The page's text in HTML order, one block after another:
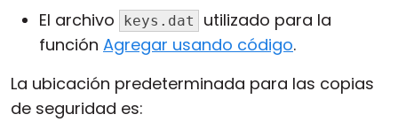
El archivo
keys.dat
utilizado para la
función Agregar usando código.
La ubicación predeterminada para las copias
de seguridad es: